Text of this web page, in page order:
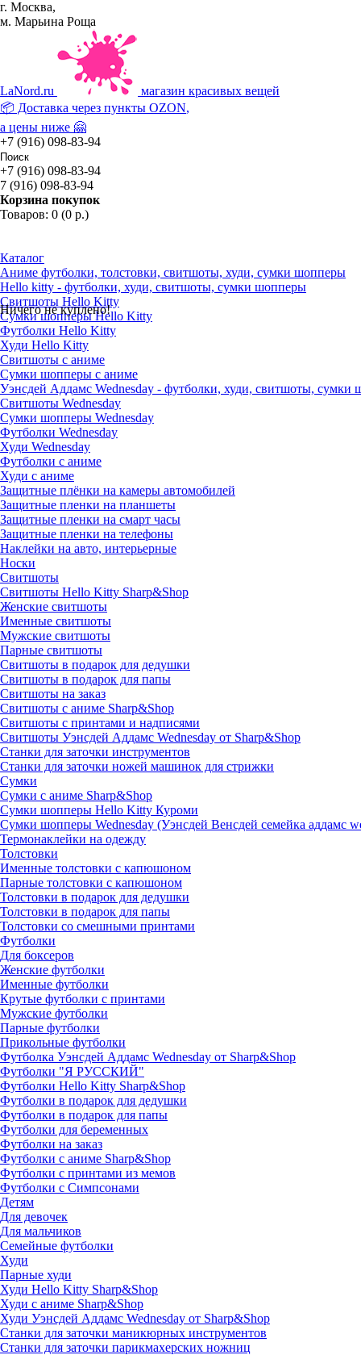
г. Москва,
м. Марьина Роща
LaNord.ru
магазин красивых вещей
📦 Доставка через пункты OZON,
а цены ниже 🤗
+7 (916) 098-83-94
+7 (916) 098-83-94
7 (916) 098-83-94
Корзина покупок
Товаров: 0 (0 р.)
Ничего не куплено!
Каталог
Аниме футболки, толстовки, свитшоты, худи, сумки шопперы
Hello kitty - футболки, худи, свитшоты, сумки шопперы
Свитшоты Hello Kitty
Сумки шопперы Hello Kitty
Футболки Hello Kitty
Худи Hello Kitty
Свитшоты с аниме
Сумки шопперы с аниме
Уэнсдей Аддамс Wednesday - футболки, худи, свитшоты, сумки
Свитшоты Wednesday
Сумки шопперы Wednesday
Футболки Wednesday
Худи Wednesday
Футболки с аниме
Худи с аниме
Защитные плёнки на камеры автомобилей
Защитные пленки на планшеты
Защитные пленки на смарт часы
Защитные пленки на телефоны
Наклейки на авто, интерьерные
Носки
Свитшоты
Cвитшоты Hello Kitty Sharp&Shop
Женские свитшоты
Именные свитшоты
Мужские свитшоты
Парные свитшоты
Свитшоты в подарок для дедушки
Свитшоты в подарок для папы
Свитшоты на заказ
Свитшоты с аниме Sharp&Shop
Свитшоты с принтами и надписями
Свитшоты Уэнсдей Аддамс Wednesday от Sharp&Shop
Станки для заточки инструментов
Станки для заточки ножей машинок для стрижки
Сумки
Сумки с аниме Sharp&Shop
Сумки шопперы Hello Kitty Куроми
Сумки шопперы Wednesday (Уэнсдей Венсдей семейка аддамс
Термонаклейки на одежду
Толстовки
Именные толстовки с капюшоном
Парные толстовки с капюшоном
Толстовки в подарок для дедушки
Толстовки в подарок для папы
Толстовки со смешными принтами
Футболки
Для боксеров
Женские футболки
Именные футболки
Крутые футболки с принтами
Мужские футболки
Парные футболки
Прикольные футболки
Футболка Уэнсдей Аддамс Wednesday от Sharp&Shop
Футболки "Я РУССКИЙ"
Футболки Hello Kitty Sharp&Shop
Футболки в подарок для дедушки
Футболки в подарок для папы
Футболки для беременных
Футболки на заказ
Футболки с аниме Sharp&Shop
Футболки с принтами из мемов
Футболки с Симпсонами
Детям
Для девочек
Для мальчиков
Семейные футболки
Худи
Парные худи
Худи Hello Kitty Sharp&Shop
Худи с аниме Sharp&Shop
Худи Уэнсдей Аддамс Wednesday от Sharp&Shop
Станки для заточки маникюрных инструментов
Станки для заточки парикмахерских ножниц